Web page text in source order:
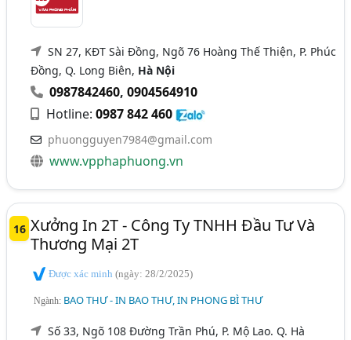
SN 27, KĐT Sài Đồng, Ngõ 76 Hoàng Thế Thiện, P. Phúc
Đồng, Q. Long Biên, Hà Nội
0987842460,0904564910
Hotline:0987 842 460
phuongguyen7984@gmail.com
www.vpphaphuong.vn
16 Xưởng In 2T - Công Ty TNHH Đầu Tư Và
Thương Mại 2T
Được xác minh(ngày: 28/2/2025)
Ngành: BAO THƯ - IN BAO THƯ, IN PHONG BÌ THƯ
Số 33, Ngõ 108 Đường Trần Phú, P. Mộ Lao. Q. Hà